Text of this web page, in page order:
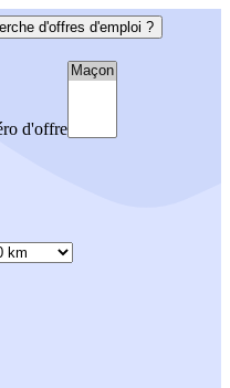
d'offres d'emploi ?
d'offre